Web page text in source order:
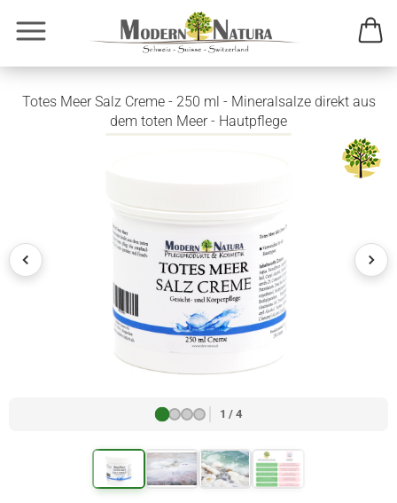
Totes Meer Salz Creme - 250 ml - Mineralsalze direkt aus
dem toten Meer - Hautpflege
1 / 4